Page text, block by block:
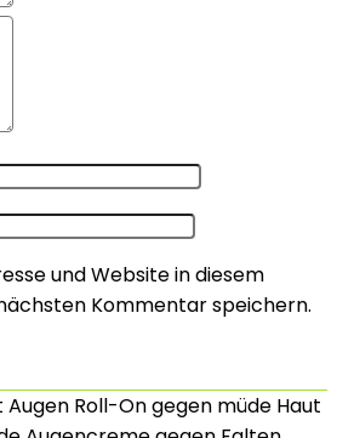
und Website in diesem
Kommentar speichern.